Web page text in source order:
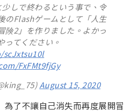
しで終わるという事で、令
のFlashゲームとして「人生
険2」を作りました。よかっ
ってください。
FxFMt9fjGy
August 15, 2020
為了不讓自己消失而再度展開冒